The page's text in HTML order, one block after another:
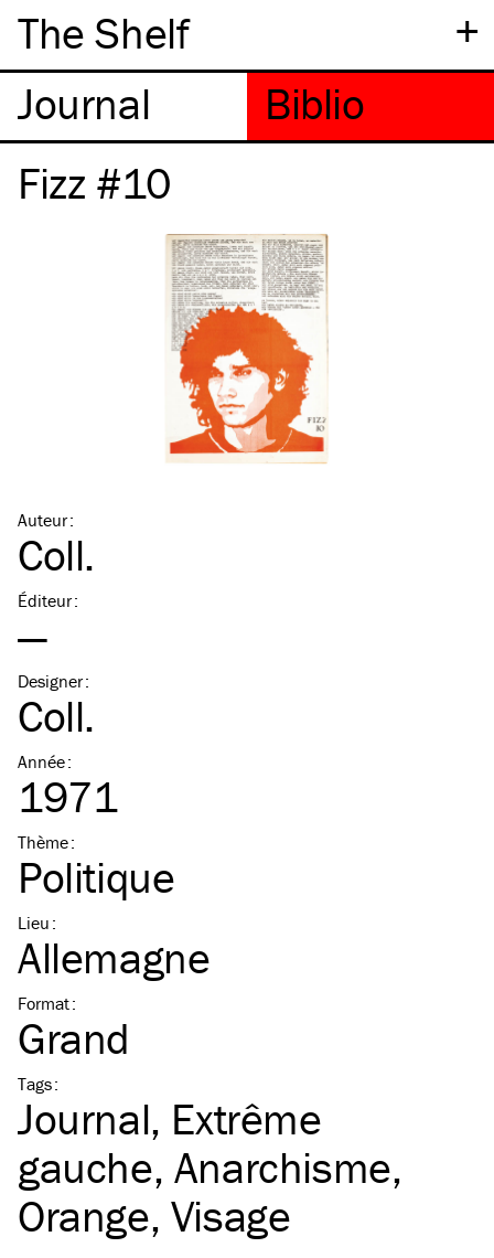
+
The Shelf
Fizz #10
Auteur:
Coll.
Éditeur:
—
Designer:
Coll.
Année:
1971
Thème:
Politique
Lieu :
Allemagne
Format:
Grand
Tags:
Journal Extrême
gauche Anarchisme
Orange Visage